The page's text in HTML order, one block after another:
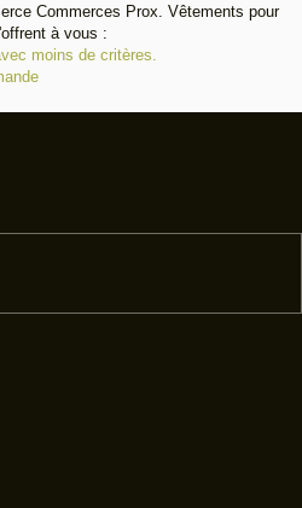
Commerces Prox. Vêtements pour
à vous :
moins de critères.